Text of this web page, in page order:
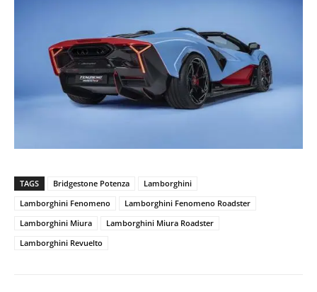
TAGS Bridgestone Potenza
Lamborghini
Lamborghini Fenomeno
Lamborghini Fenomeno Roadster
Lamborghini Miura
Lamborghini Miura Roadster
Lamborghini Revuelto